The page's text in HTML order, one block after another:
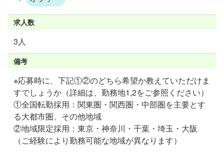
求人数
3人
備考
※応募時に、下記①②のどちら希望か教えていただけま
すでしょうか（詳細は、勤務地1,2をご参照ください）
①全国転勤採用：関東圏・関西圏・中部圏を主要とす
る大都市圏、その他地域
②地域限定採用：東京・神奈川・千葉・埼玉・大阪
（ご経験により勤務可能な地域が異なります）